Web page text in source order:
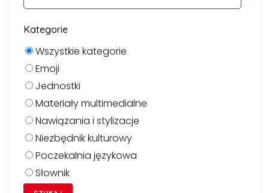
Kategorie
Wszystkie kategorie
Emoji
Jednostki
Materiały multimedialne
Nawiązania i stylizacje
Niezbędnik kulturowy
Poczekalnia językowa
Słownik